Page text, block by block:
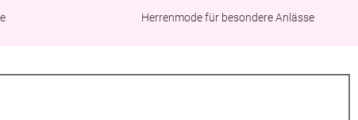
Herrenmode für besondere Anlässe